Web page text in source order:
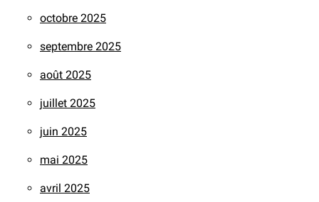
octobre 2025
septembre 2025
août 2025
juillet 2025
juin 2025
mai 2025
avril 2025